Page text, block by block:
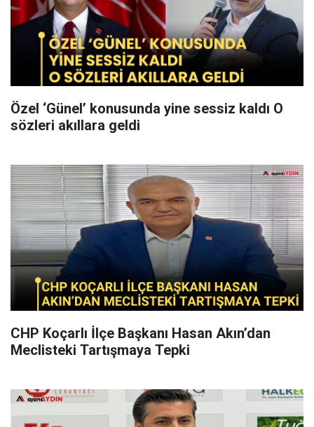
Özel ‘Günel’ konusunda yine sessiz kaldı O
sözleri akıllara geldi
CHP Koçarlı İlçe Başkanı Hasan Akın’dan
Meclisteki Tartışmaya Tepki